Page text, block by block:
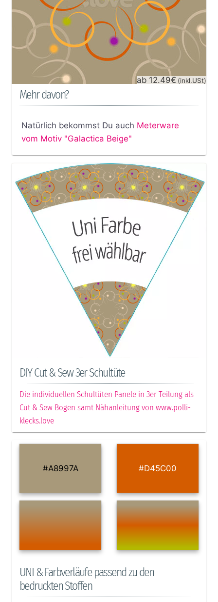
ab 12.49€ (inkl.USt)
Mehr davon?
Natürlich bekommst Du auch Meterware
vom Motiv "Galactica Beige"
DIY Cut & Sew 3er Schultüte
Die individuellen Schultüten Panele in 3er Teilung als
Cut & Sew Bogen samt Nähanleitung von www.polli-
klecks.love
#A8997A #D45C00
UNI & Farbverläufe passend zu den
bedruckten Stoffen